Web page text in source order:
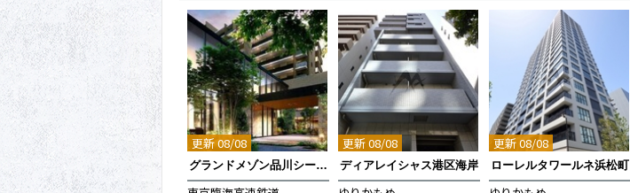
更新 08/08
グランドメゾン品川シーサイドの杜
更新 08/08
ディアレイシャス港区海岸
更新 08/08
ローレルタワールネ浜松町